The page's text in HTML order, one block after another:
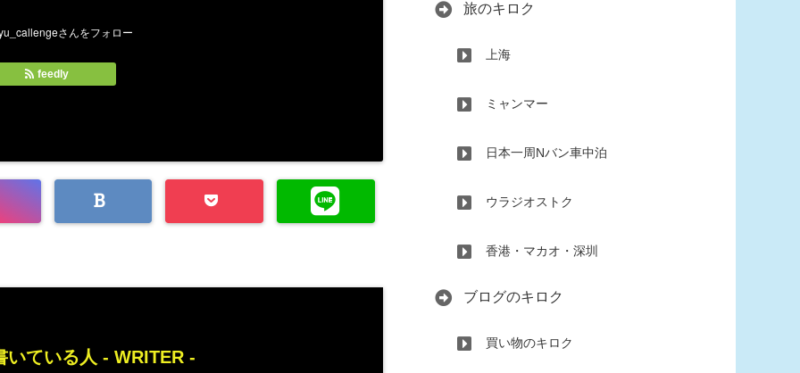
feedly
いている人 - WRITER -
旅のキロク
上海
ミャンマー
日本一周Nバン車中泊
ウラジオストク
香港・マカオ・深圳
ブログのキロク
買い物のキロク